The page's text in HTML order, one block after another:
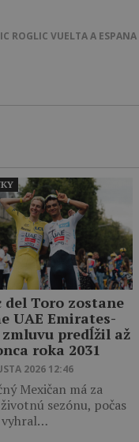
ROGLIC VUELTA A ESPANA
del Toro zostane
UAE Emirates-
zmluvu predĺžil až
roka 2031
2026 12:46
Mexičan má za
sezónu, počas